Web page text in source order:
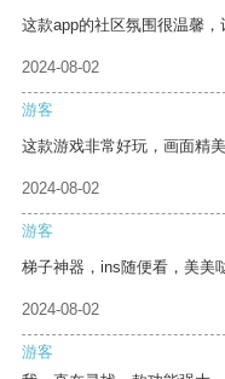
这款app的社区氛围很温馨，
2024-08-02
游客
这款游戏非常好玩，画面精美
2024-08-02
游客
梯子神器，ins随便看，美美
2024-08-02
游客